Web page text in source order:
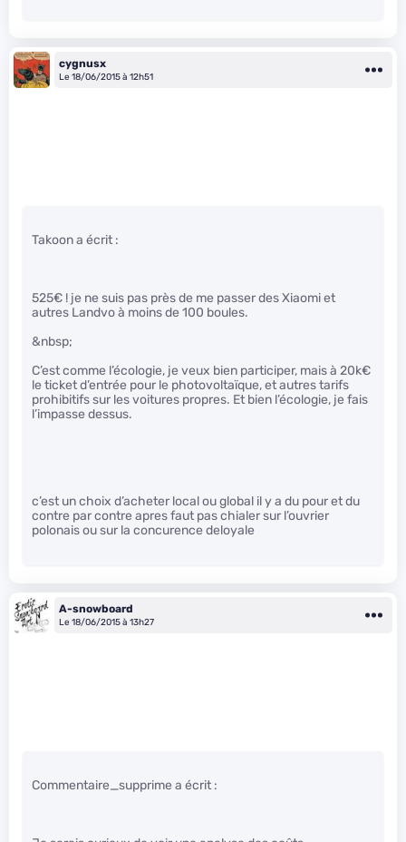
cygnusx
Le 18/06/2015 à 12h51
Takoon a écrit :
525€ ! je ne suis pas près de me passer des Xiaomi et
autres Landvo à moins de 100 boules.
&nbsp;
C’est comme l’écologie, je veux bien participer, mais à 20k€
le ticket d’entrée pour le photovoltaïque, et autres tarifs
prohibitifs sur les voitures propres. Et bien l’écologie, je fais
l’impasse dessus.
c’est un choix d’acheter local ou global il y a du pour et du
contre par contre apres faut pas chialer sur l’ouvrier
polonais ou sur la concurence deloyale
A-snowboard
Le 18/06/2015 à 13h27
Commentaire_supprime a écrit :